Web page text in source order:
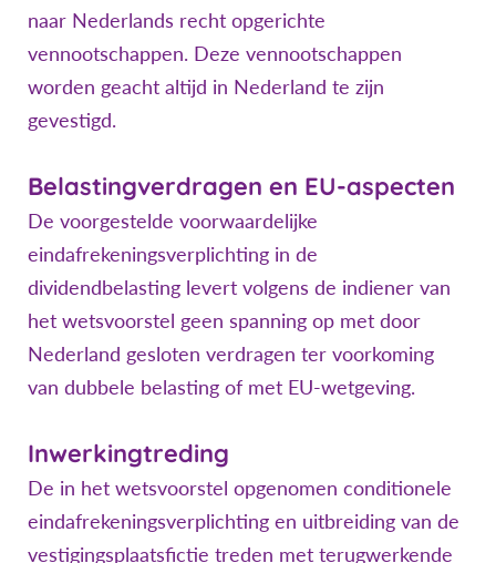
naar Nederlands recht opgerichte
vennootschappen. Deze vennootschappen
worden geacht altijd in Nederland te zijn
gevestigd.
Belastingverdragen en EU-aspecten
De voorgestelde voorwaardelijke
eindafrekeningsverplichting in de
dividendbelasting levert volgens de indiener van
het wetsvoorstel geen spanning op met door
Nederland gesloten verdragen ter voorkoming
van dubbele belasting of met EU-wetgeving.
Inwerkingtreding
De in het wetsvoorstel opgenomen conditionele
eindafrekeningsverplichting en uitbreiding van de
vestigingsplaatsfictie treden met terugwerkende